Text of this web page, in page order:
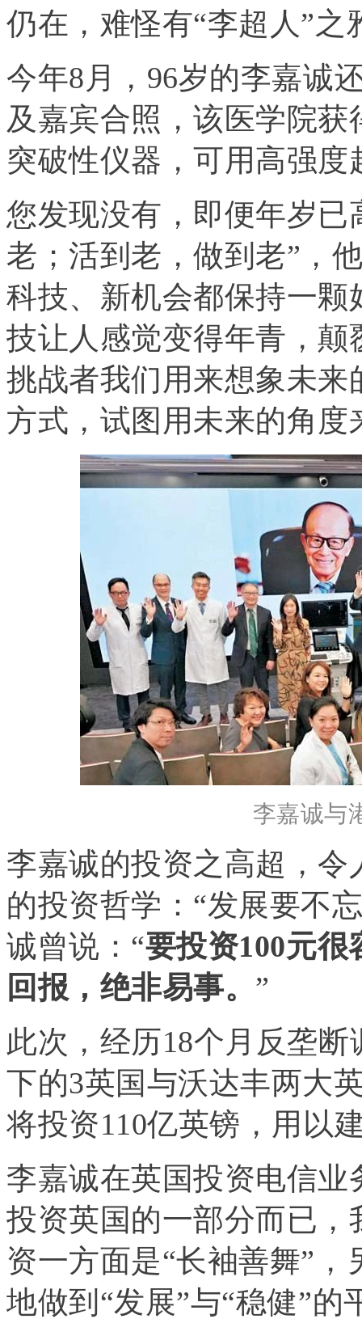
仍在，难怪有“李超人”之
今年8月，96岁的李嘉诚
及嘉宾合照，该医学院
突破性仪器，可用高强度
您发现没有，即便年岁
老；活到老，做到老”，
科技、新机会都保持一
技让人感觉变得年青，
挑战者我们用来想象未
方式，试图用未来的角
李嘉诚与
李嘉诚的投资之高超，
的投资哲学：“发展要不
诚曾说：“要投资100元很
回报，绝非易事。 ”
此次，经历18个月反垄
下的3英国与沃达丰两大
将投资110亿英镑，用以
李嘉诚在英国投资电信
投资英国的一部分而已
资一方面是“长袖善舞”
地做到“发展”与“稳健”的